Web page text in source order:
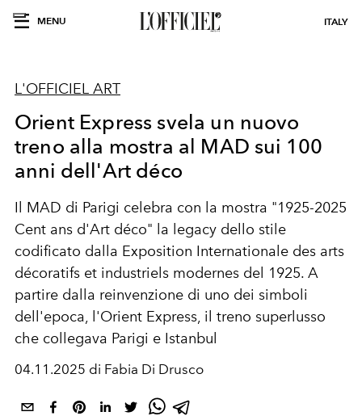
MENU ITALY
L'OFFICIEL ART
Orient Express svela un nuovo
treno alla mostra al MAD sui 100
anni dell'Art déco
Il MAD di Parigi celebra con la mostra "1925-2025
Cent ans d'Art déco" la legacy dello stile
codificato dalla Exposition Internationale des arts
décoratifs et industriels modernes del 1925. A
partire dalla reinvenzione di uno dei simboli
dell'epoca, l'Orient Express, il treno superlusso
che collegava Parigi e Istanbul
04.11.2025 di Fabia Di Drusco